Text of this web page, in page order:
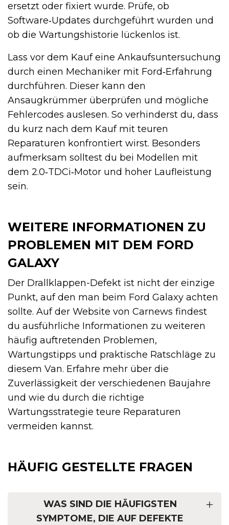
ersetzt oder fixiert wurde. Prüfe, ob
Software‑Updates durchgeführt wurden und
ob die Wartungshistorie lückenlos ist.
Lass vor dem Kauf eine Ankaufsuntersuchung
durch einen Mechaniker mit Ford‑Erfahrung
durchführen. Dieser kann den
Ansaugkrümmer überprüfen und mögliche
Fehlercodes auslesen. So verhinderst du, dass
du kurz nach dem Kauf mit teuren
Reparaturen konfrontiert wirst. Besonders
aufmerksam solltest du bei Modellen mit
dem 2.0‑TDCi‑Motor und hoher Laufleistung
sein.
WEITERE INFORMATIONEN ZU
PROBLEMEN MIT DEM FORD
GALAXY
Der Drallklappen-Defekt ist nicht der einzige
Punkt, auf den man beim Ford Galaxy achten
sollte. Auf der Website von Carnews findest
du ausführliche Informationen zu weiteren
häufig auftretenden Problemen,
Wartungstipps und praktische Ratschläge zu
diesem Van. Erfahre mehr über die
Zuverlässigkeit der verschiedenen Baujahre
und wie du durch die richtige
Wartungsstrategie teure Reparaturen
vermeiden kannst.
HÄUFIG GESTELLTE FRAGEN
WAS SIND DIE HÄUFIGSTEN
SYMPTOME, DIE AUF DEFEKTE